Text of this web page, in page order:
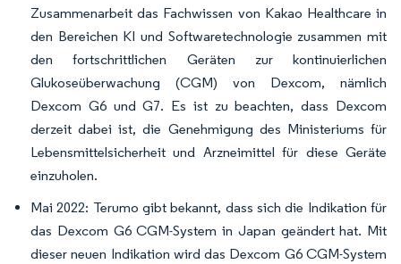
Zusammenarbeit das Fachwissen von Kakao Healthcare in
den Bereichen KI und Softwaretechnologie zusammen mit
den fortschrittlichen Geräten zur kontinuierlichen
Glukoseüberwachung (CGM) von Dexcom, nämlich
Dexcom G6 und G7. Es ist zu beachten, dass Dexcom
derzeit dabei ist, die Genehmigung des Ministeriums für
Lebensmittelsicherheit und Arzneimittel für diese Geräte
einzuholen.
Mai 2022: Terumo gibt bekannt, dass sich die Indikation für
das Dexcom G6 CGM-System in Japan geändert hat. Mit
dieser neuen Indikation wird das Dexcom G6 CGM-System